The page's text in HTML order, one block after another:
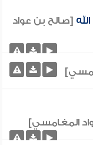
[صالح بن عواد
المغامسي]